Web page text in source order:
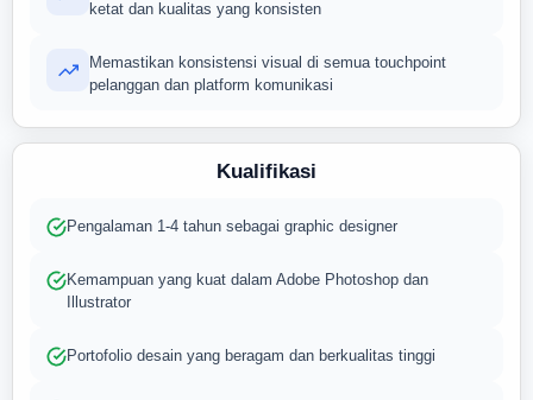
ketat dan kualitas yang konsisten
Memastikan konsistensi visual di semua touchpoint
pelanggan dan platform komunikasi
Kualifikasi
Pengalaman 1-4 tahun sebagai graphic designer
Kemampuan yang kuat dalam Adobe Photoshop dan
Illustrator
Portofolio desain yang beragam dan berkualitas tinggi